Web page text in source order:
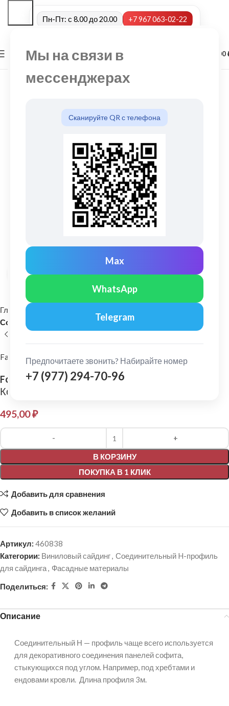
Мы на связи в
мессенджерах
Сканируйте QR с телефона
Max
WhatsApp
Telegram
Предпочитаете звонить? Набирайте номер
+7 (977) 294-70-96
Пн-Пт: с 8.00 до 20.00 +7 967 063-02-22
МЕНЮ 0,00
Нажмите, чтобы увеличить
Главная
Соединительный H-профиль для сайдинга
FarAcs
FarAcs: H — профиль соединительный
Коричневый
495,00₽
В КОРЗИНУ
ПОКУПКА В 1 КЛИК
Alternative:
Добавить для сравнения
Добавить в список желаний
Артикул: 460838
Категории: Виниловый сайдинг, Соединительный H-профиль
для сайдинга, Фасадные материалы
Поделиться:
Описание
Соединительный Н — профиль чаще всего используется
для декоративного соединения панелей софита,
стыкующихся под углом. Например, под хребтами и
ендовами кровли. Длина профиля 3м.